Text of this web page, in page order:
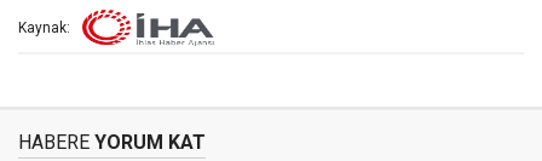
Kaynak:
HABERE YORUM KAT